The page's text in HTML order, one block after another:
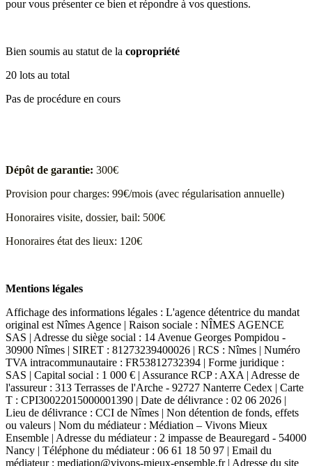
pour vous présenter ce bien et répondre à vos questions.
Bien soumis au statut de la copropriété
20 lots au total
Pas de procédure en cours
Dépôt de garantie: 300€
Provision pour charges: 99€/mois (avec régularisation annuelle)
Honoraires visite, dossier, bail: 500€
Honoraires état des lieux: 120€
Mentions légales
Affichage des informations légales : L'agence détentrice du mandat
original est Nîmes Agence | Raison sociale : NÎMES AGENCE
SAS | Adresse du siège social : 14 Avenue Georges Pompidou -
30900 Nîmes | SIRET : 81273239400026 | RCS : Nîmes | Numéro
TVA intracommunautaire : FR53812732394 | Forme juridique :
SAS | Capital social : 1 000 € | Assurance RCP : AXA | Adresse de
l'assureur : 313 Terrasses de l'Arche - 92727 Nanterre Cedex | Carte
T : CPI30022015000001390 | Date de délivrance : 02 06 2026 |
Lieu de délivrance : CCI de Nîmes | Non détention de fonds, effets
ou valeurs | Nom du médiateur : Médiation – Vivons Mieux
Ensemble | Adresse du médiateur : 2 impasse de Beauregard - 54000
Nancy | Téléphone du médiateur : 06 61 18 50 97 | Email du
médiateur : mediation@vivons-mieux-ensemble.fr | Adresse du site